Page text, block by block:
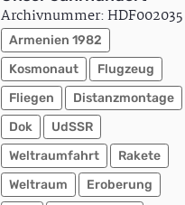
Archivnummer: HDF002035
Armenien 1982
Kosmonaut
Flugzeug
Fliegen
Distanzmontage
Dok
UdSSR
Weltraumfahrt
Rakete
Weltraum
Eroberung